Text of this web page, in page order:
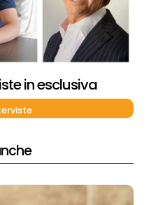
in esclusiva